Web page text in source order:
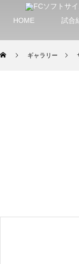
HOME 試合
ギャラリー